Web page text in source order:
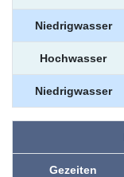
Niedrigwasser
Hochwasser
Niedrigwasser
Gezeiten